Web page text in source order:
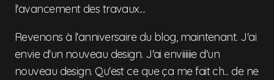
l'avancement des travaux....
Revenons à l'anniversaire du blog, maintenant. J'ai
envie d'un nouveau design. J'ai enviiiiiie d'un
nouveau design. Qu'est ce que ça me fait ch... de ne